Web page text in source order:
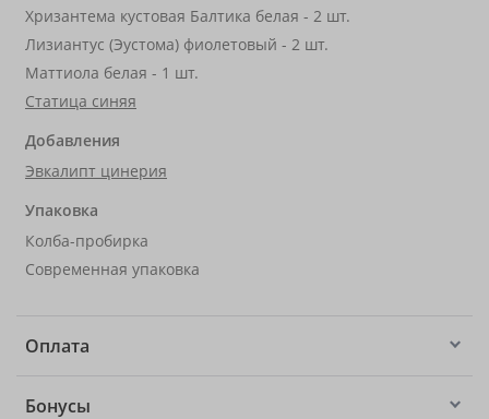
Хризантема кустовая Балтика белая - 2 шт.
Лизиантус (Эустома) фиолетовый - 2 шт.
Маттиола белая - 1 шт.
Статица синяя
Добавления
Эвкалипт цинерия
Упаковка
Колба-пробирка
Современная упаковка
Оплата
Бонусы